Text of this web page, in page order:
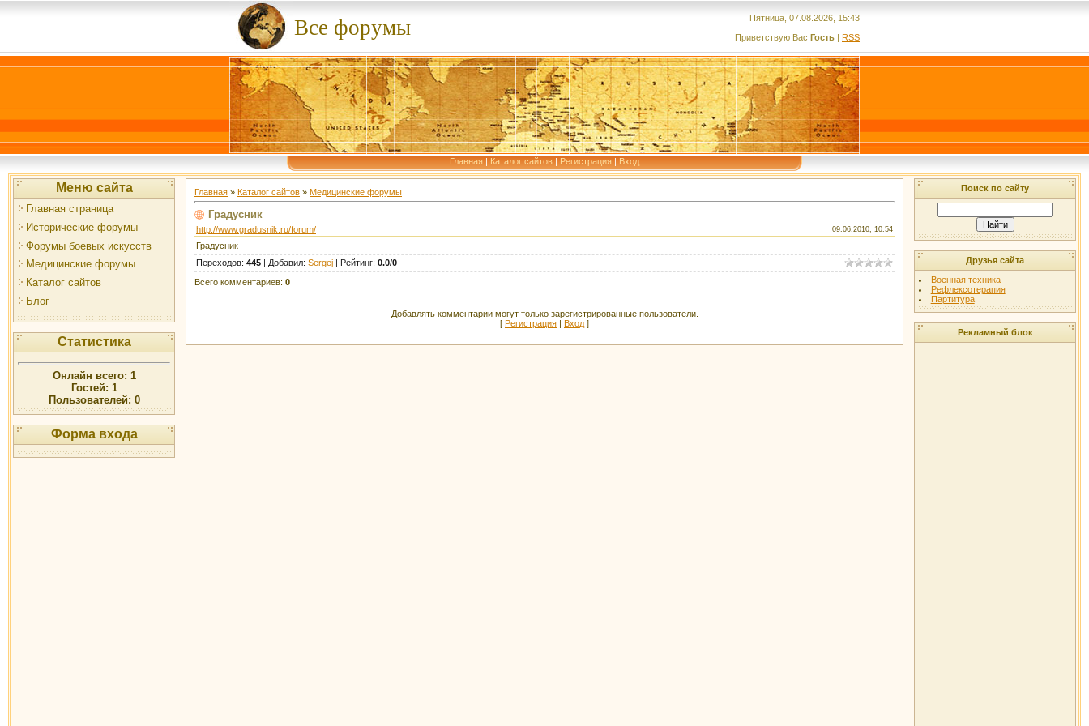
Все форумы
Пятница, 07.08.2026, 15:43
Приветствую Вас Гость | RSS
Главная | Каталог сайтов | Регистрация | Вход
Меню сайта
Главная страница
Исторические форумы
Форумы боевых искусств
Медицинские форумы
Каталог сайтов
Блог
Статистика
Онлайн всего: 1
Гостей: 1
Пользователей: 0
Форма входа
Главная » Каталог сайтов » Медицинские форумы
Градусник
http://www.gradusnik.ru/forum/ 09.06.2010, 10:54
Градусник
Переходов: 445 | Добавил: Sergej | Рейтинг: 0.0/0
Всего комментариев: 0
Добавлять комментарии могут только зарегистрированные пользователи.
[ Регистрация | Вход ]
Поиск по сайту
Друзья сайта
Военная техника
Рефлексотерапия
Партитура
Рекламный блок